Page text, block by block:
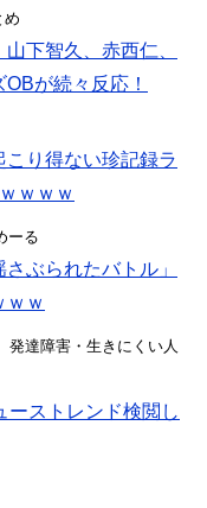
め
下智久、赤西仁、
が続々反応！
こり得ない珍記録ラ
ｗｗｗ
ーる
ぶられたバトル」
ｗ
達障害・生きにくい人
ーストレンド検閲し